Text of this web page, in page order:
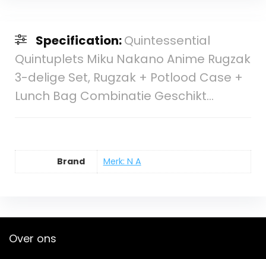
Specification:Quintessential
Quintuplets Miku Nakano Anime Rugzak
3-delige Set, Rugzak + Potlood Case +
Lunch Bag Combinatie Geschikt…
Brand Merk: N A
Over ons